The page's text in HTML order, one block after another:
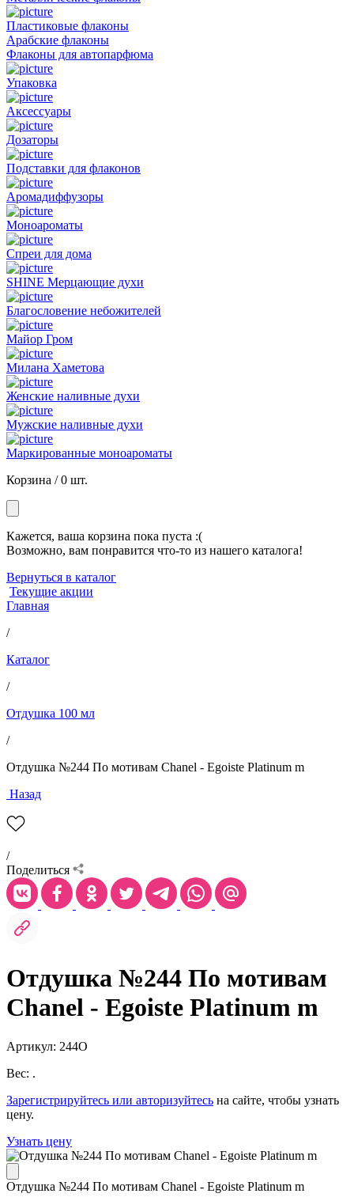
Пластиковые флаконы
Арабские флаконы
Флаконы для автопарфюма
Упаковка
Аксессуары
Дозаторы
Подставки для флаконов
Аромадиффузоры
Моноароматы
Спреи для дома
SHINE Мерцающие духи
Благословение небожителей
Майор Гром
Милана Хаметова
Женские наливные духи
Мужские наливные духи
Маркированные моноароматы
Корзина /0 шт.
Кажется, ваша корзина пока пуста :(
Возможно, вам понравится что-то из нашего каталога!
Вернуться в каталог
Текущие акции
Главная
/
Каталог
/
Отдушка 100 мл
/
Отдушка №244 По мотивам Chanel - Egoiste Platinum m
Назад
/
Поделиться
Отдушка №244 По мотивам
Chanel - Egoiste Platinum m
Артикул: 244O
Вес: .
Зарегистрируйтесь или авторизуйтесь на сайте, чтобы узнать
цену.
Узнать цену
Отдушка №244 По мотивам Chanel - Egoiste Platinum m